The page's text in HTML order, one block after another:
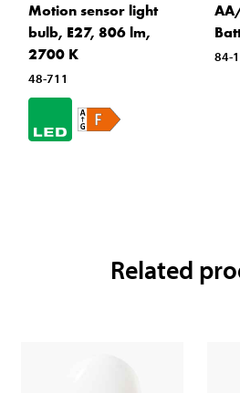
Motion sensor light
bulb, E27, 806 lm,
2700 K
48-711
84-
Related